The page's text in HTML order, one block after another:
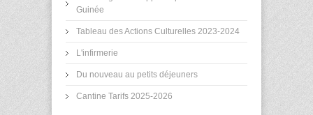
Guinée
Tableau des Actions Culturelles 2023-2024
L'infirmerie
Du nouveau au petits déjeuners
Cantine Tarifs 2025-2026